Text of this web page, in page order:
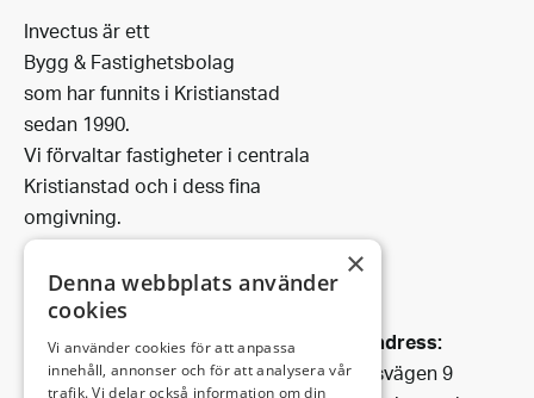
Invectus är ett
Bygg & Fastighetsbolag
som har funnits i Kristianstad
sedan 1990.
Vi förvaltar fastigheter i centrala
Kristianstad och i dess fina
omgivning.
Leveransadress:
Björkhemsvägen 9
×
Denna webbplats använder
cookies
Vi använder cookies för att anpassa
innehåll, annonser och för att analysera vår
trafik. Vi delar också information om din